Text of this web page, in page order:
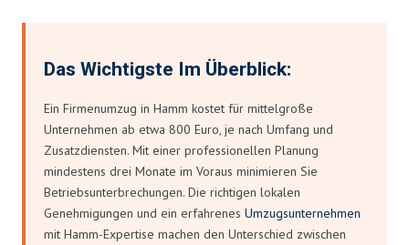
Das Wichtigste Im Überblick:
Ein Firmenumzug in Hamm kostet für mittelgroße
Unternehmen ab etwa 800 Euro, je nach Umfang und
Zusatzdiensten. Mit einer professionellen Planung
mindestens drei Monate im Voraus minimieren Sie
Betriebsunterbrechungen. Die richtigen lokalen
Genehmigungen und ein erfahrenes Umzugsunternehmen
mit Hamm-Expertise machen den Unterschied zwischen